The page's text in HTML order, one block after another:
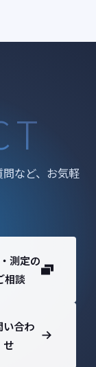
など、お気軽
測定の
相談
い合わ
せ